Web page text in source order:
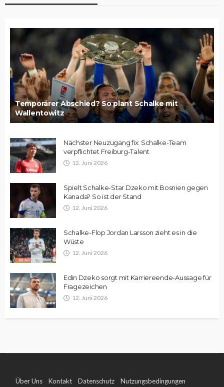
Temporärer Abschied? So plant Schalke mit
Wallentowitz
Nächster Neuzugang fix: Schalke-Team
verpflichtet Freiburg-Talent
12. Juni 2026
Spielt Schalke-Star Dzeko mit Bosnien gegen
Kanada? So ist der Stand
12. Juni 2026
Schalke-Flop Jordan Larsson zieht es in die
Wüste
12. Juni 2026
Edin Dzeko sorgt mit Karriereende-Aussage für
Fragezeichen
12. Juni 2026
Über Uns Kontakt Datenschutz Nutzungsbedingungen